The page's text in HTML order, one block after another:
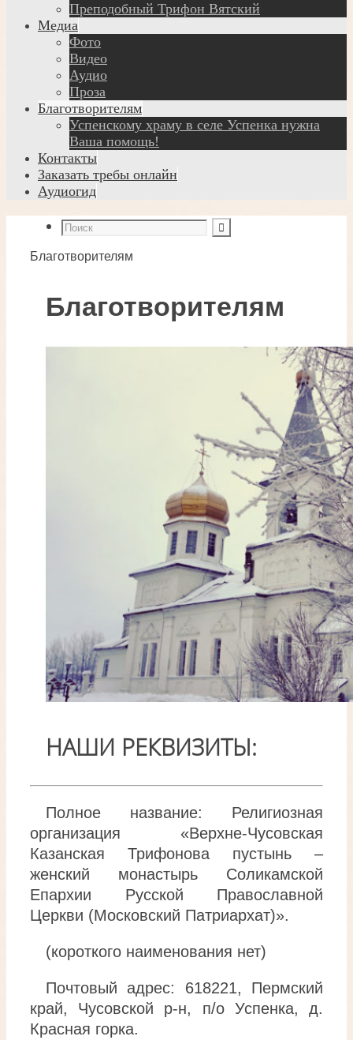
Преподобный Трифон Вятский
Медиа
Фото
Видео
Аудио
Проза
Благотворителям
Успенскому храму в селе Успенка нужна
Ваша помощь!
Контакты
Заказать требы онлайн
Аудиогид
Благотворителям
Благотворителям
НАШИ РЕКВИЗИТЫ:
Полное название: Религиозная
организация «Верхне-Чусовская
Казанская Трифонова пустынь –
женский монастырь Соликамской
Епархии Русской Православной
Церкви (Московский Патриархат)».
(короткого наименования нет)
Почтовый адрес: 618221, Пермский
край, Чусовской р-н, п/о Успенка, д.
Красная горка.